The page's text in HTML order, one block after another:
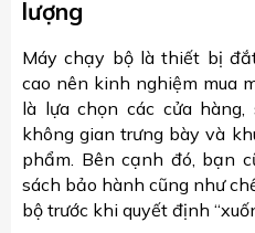
lượng
Máy chạy bộ là thiết bị
cao nên kinh nghiệm mua
là lựa chọn các cửa
không gian trưng bày và
phẩm. Bên cạnh đó, bạn
sách bảo hành cũng như
bộ trước khi quyết định